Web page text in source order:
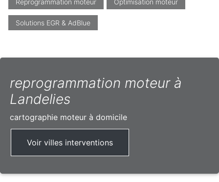
Reprogrammation moteur Optimisation moteur
Solutions EGR & AdBlue
reprogrammation moteur à
Landelies
cartographie moteur à domicile
Voir villes interventions